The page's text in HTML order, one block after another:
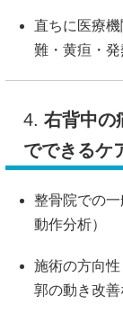
直ちに医療
難・黄疸・発
4. 右背中の
でできるケ
整骨院での一
動作分析）
施術の方向
郭の動き改善